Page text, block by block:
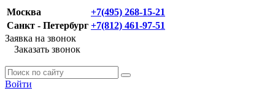
Москва
+7(495) 268-15-21
Санкт - Петербург +7(812) 461-97-51
Заявка на звонок
Заказать звонок
Войти